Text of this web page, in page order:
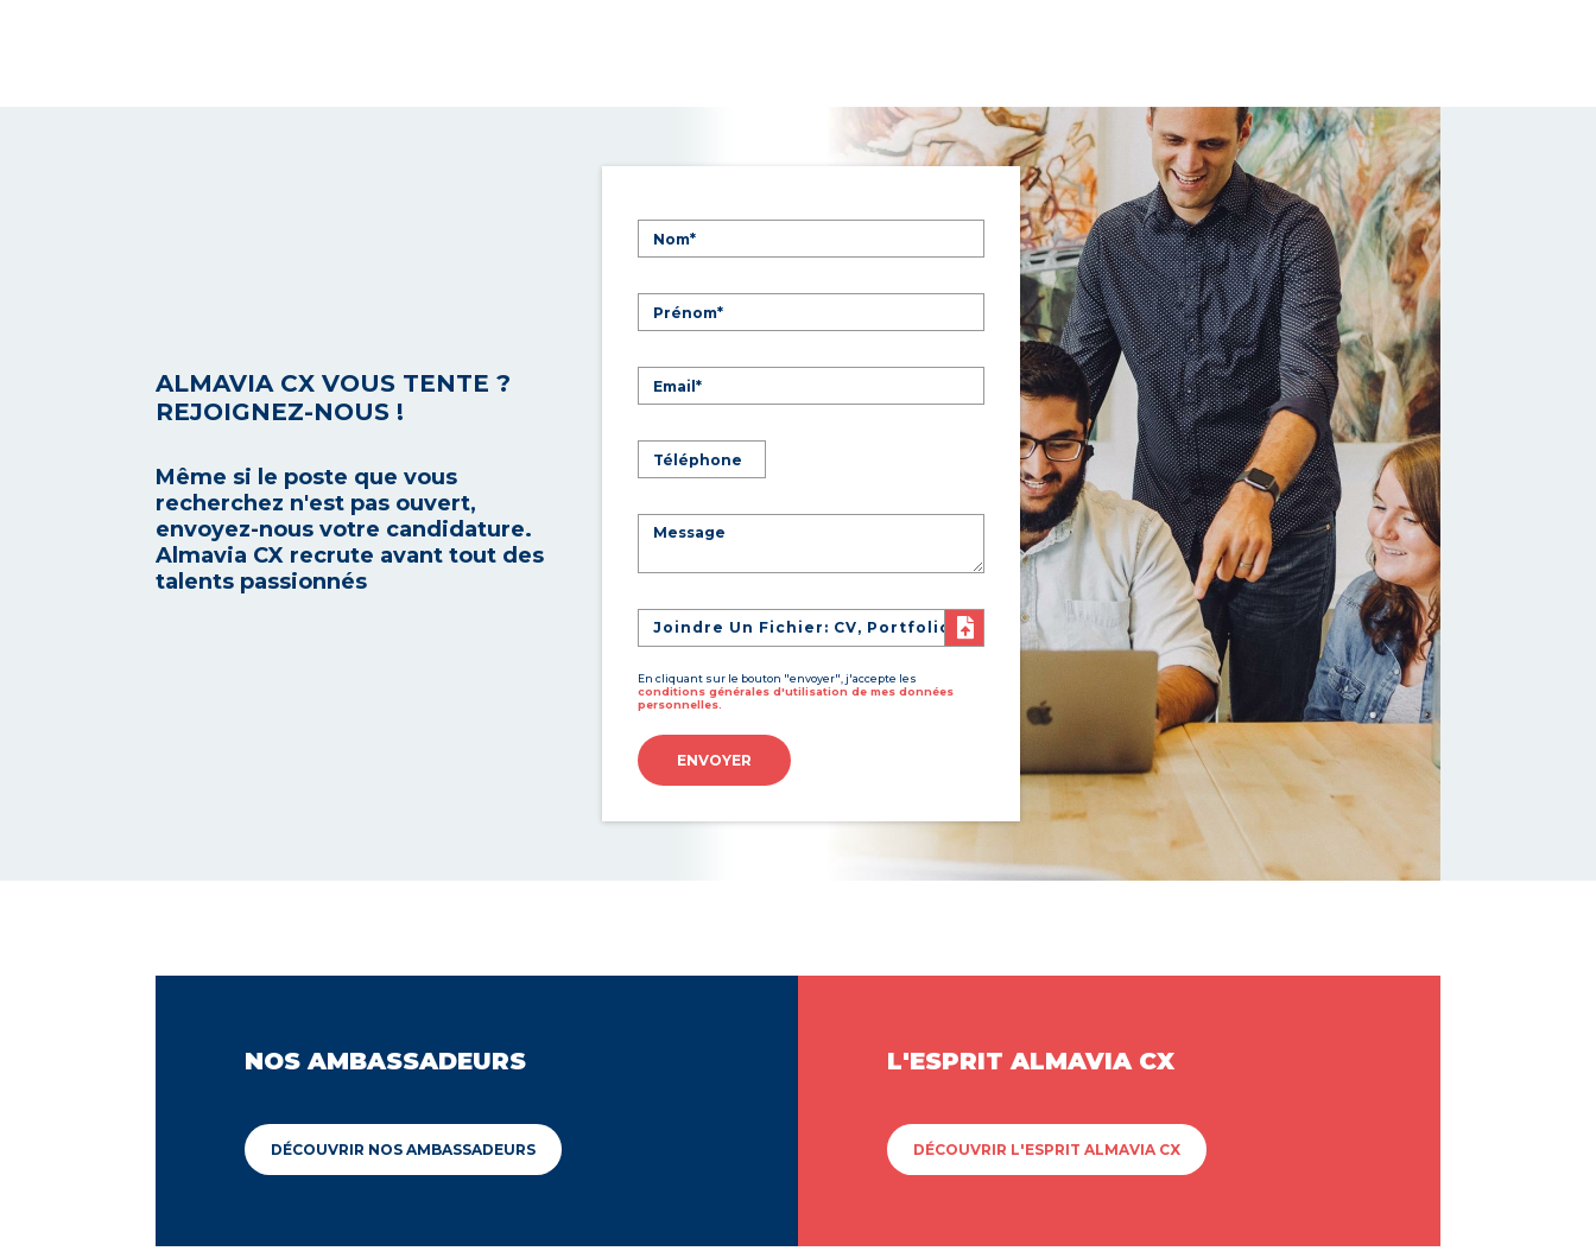
ALMAVIA CX VOUS TENTE ?
REJOIGNEZ-NOUS !
Même si le poste que vous
recherchez n'est pas ouvert,
envoyez-nous votre candidature.
Almavia CX recrute avant tout des
talents passionnés
Joindre Un Fichier: CV, Portfolio
En cliquant sur le bouton "envoyer", j'accepte les
conditions générales d'utilisation de mes données
personnelles.
ENVOYER
NOS AMBASSADEURS
DÉCOUVRIR NOS AMBASSADEURS
L'ESPRIT ALMAVIA CX
DÉCOUVRIR L'ESPRIT ALMAVIA CX